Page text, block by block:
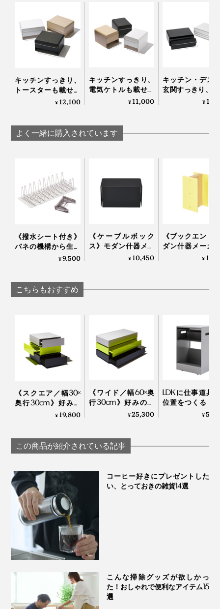
「こんな引き出し収納が、必要だったんだ」と、使うた
びに実感しています。
キッチンすっきり、
トースターも載せら
れる「ブレッドドロ
¥12,100
キッチンすっきり、
電気ケトルも載せら
れる、スリムな「ブ
ー スリム
¥11,000
キッチン・デス
玄関すっきり、
載せられる「カ
¥
よく一緒に購入されています
《撥水シート付き》
バネの機構から生ま
れた、3cmに縮む
¥9,500
《ケーブルボック
ス》モダン什器メー
カーが作ったスチー
¥10,450
《ブックエンド
ダン什器メーカ
作った、飾れる
¥
こちらもおすすめ
《スクエア／幅30×
奥行30cm》好みの
配色で積み重ねも自
¥19,800
《ワイド／幅60×奥
行30cm》好みの配
色で積み重ねも自在
¥25,300
LDKに仕事道具
位置をつくる「
ビング書斎
¥
この商品が紹介されている記事
コーヒー好きにプレゼントした
い、とっておきの雑貨14選
こんな掃除グッズが欲しかっ
た！おしゃれで便利なアイテム15
選